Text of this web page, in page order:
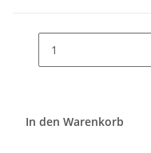
In den Warenkorb